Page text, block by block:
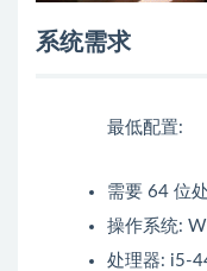
系统需求
最低配置:
需要 64 位
操作系统:
处理器: i5-